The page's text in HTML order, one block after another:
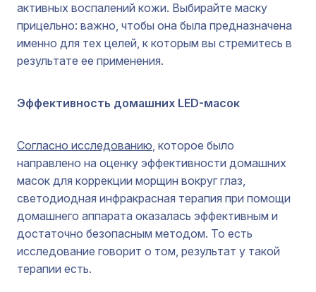
активных воспалений кожи. Выбирайте маску
прицельно: важно, чтобы она была предназначена
именно для тех целей, к которым вы стремитесь в
результате ее применения.
Эффективность домашних LED-масок
Согласно исследованию, которое было
направлено на оценку эффективности домашних
масок для коррекции морщин вокруг глаз,
светодиодная инфракрасная терапия при помощи
домашнего аппарата оказалась эффективным и
достаточно безопасным методом. То есть
исследование говорит о том, результат у такой
терапии есть.